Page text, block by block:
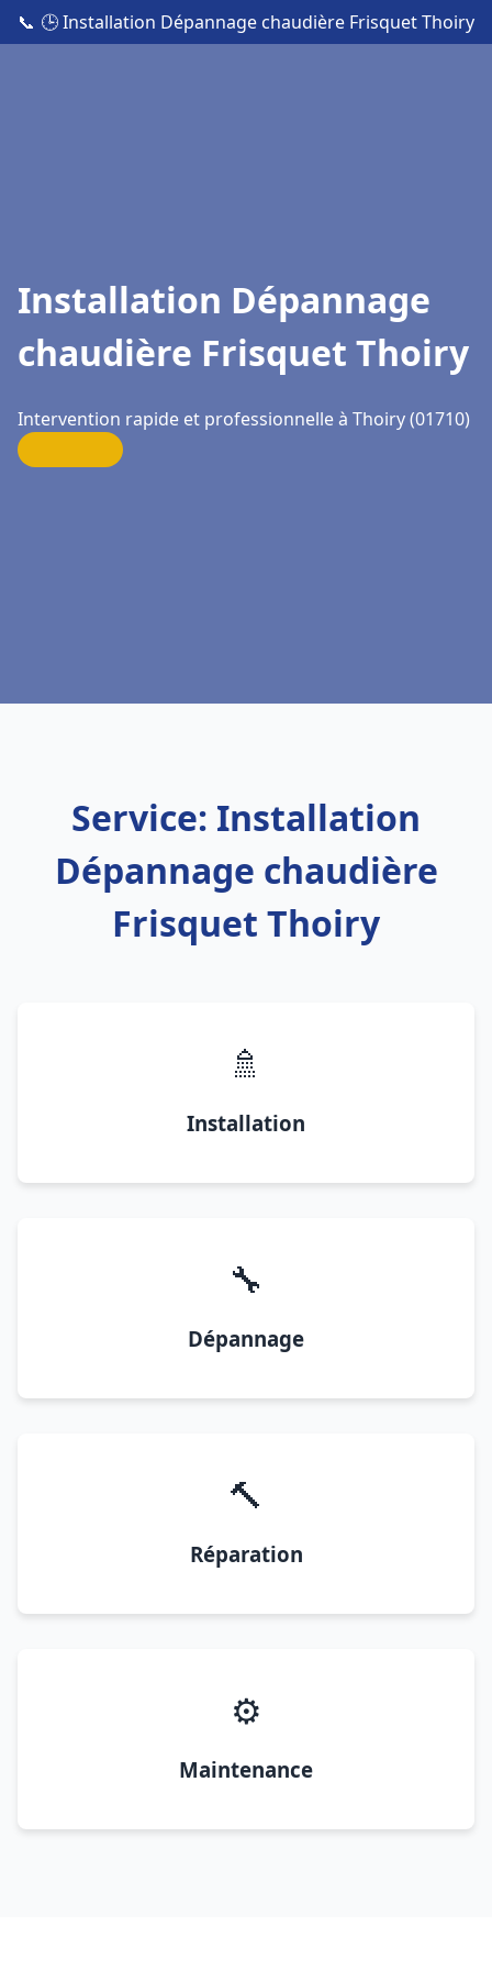
📞 🕒 Installation Dépannage chaudière Frisquet Thoiry
Installation Dépannage
chaudière Frisquet Thoiry
Intervention rapide et professionnelle à Thoiry (01710)
Service: Installation
Dépannage chaudière
Frisquet Thoiry
🚿
Installation
🔧
Dépannage
🔨
Réparation
⚙️
Maintenance